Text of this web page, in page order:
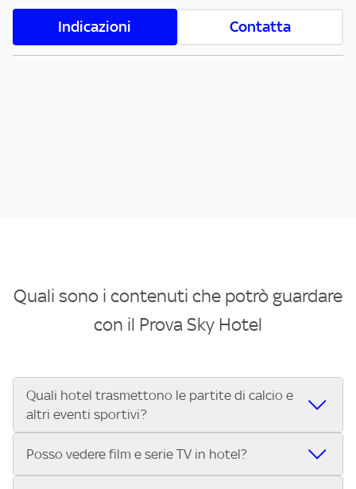
Indicazioni Contatta
Quali sono i contenuti che potrò guardare
con il Prova Sky Hotel
Quali hotel trasmettono le partite di calcio e
altri eventi sportivi?
Se cerchi un hotel dove poter vedere le partite di Serie A,
Posso vedere film e serie TV in hotel?